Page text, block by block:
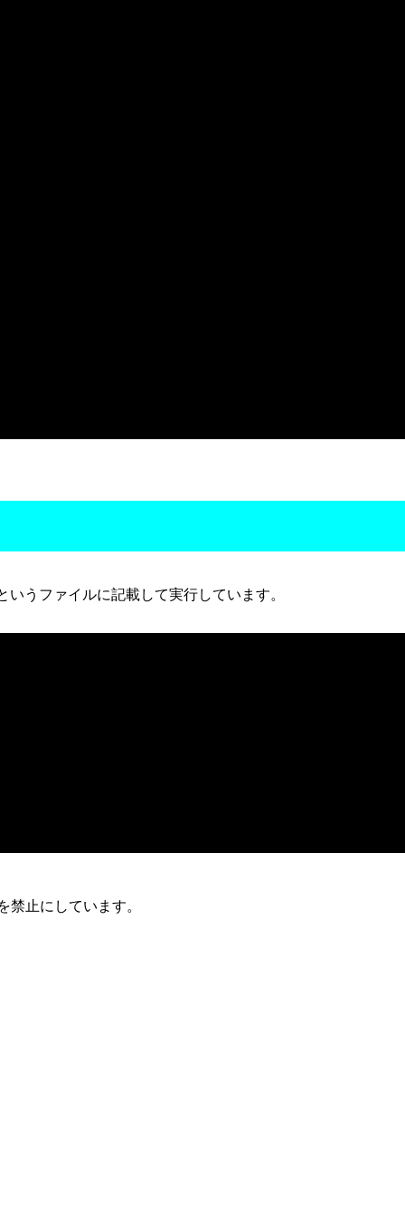
いうファイルに記載して実行しています。
止にしています。